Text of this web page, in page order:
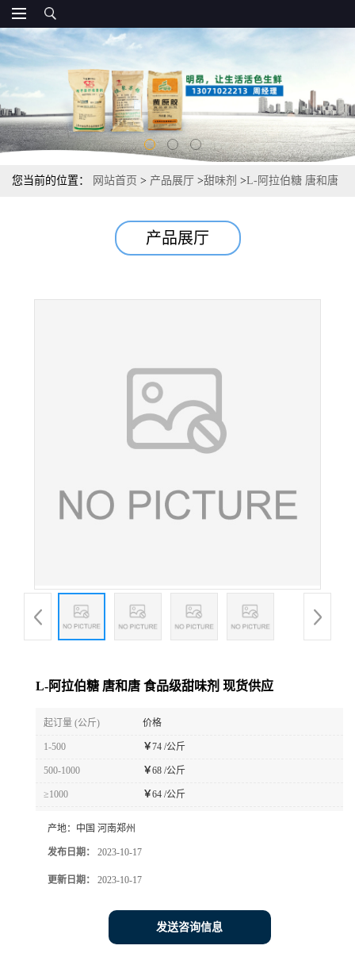
您当前的位置： 网站首页 > 产品展厅 >甜味剂 >L-阿拉伯糖 唐和唐
产品展厅
L-阿拉伯糖 唐和唐 食品级甜味剂 现货供应
起订量 (公斤) 价格
1-500 ￥74 /公斤
500-1000 ￥68 /公斤
≥1000 ￥64 /公斤
产地： 中国 河南郑州
发布日期： 2023-10-17
更新日期： 2023-10-17
发送咨询信息